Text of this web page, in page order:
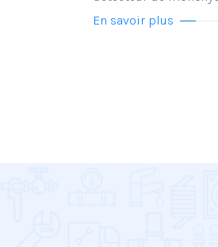
En savoir plus